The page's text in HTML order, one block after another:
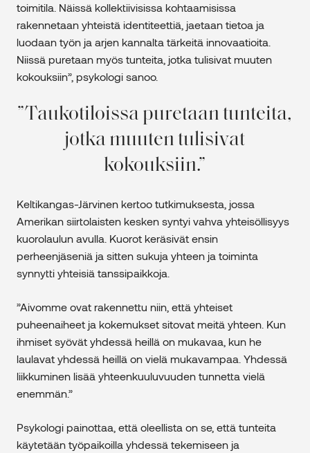
toimitila. Näissä kollektiivisissa kohtaamisissa
rakennetaan yhteistä identiteettiä, jaetaan tietoa ja
luodaan työn ja arjen kannalta tärkeitä innovaatioita.
Niissä puretaan myös tunteita, jotka tulisivat muuten
kokouksiin”, psykologi sanoo.
Taukotiloissa puretaan tunteita,
jotka muuten tulisivat
kokouksiin.
Keltikangas-Järvinen kertoo tutkimuksesta, jossa
Amerikan siirtolaisten kesken syntyi vahva yhteisöllisyys
kuorolaulun avulla. Kuorot keräsivät ensin
perheenjäseniä ja sitten sukuja yhteen ja toiminta
synnytti yhteisiä tanssipaikkoja.
”Aivomme ovat rakennettu niin, että yhteiset
puheenaiheet ja kokemukset sitovat meitä yhteen. Kun
ihmiset syövät yhdessä heillä on mukavaa, kun he
laulavat yhdessä heillä on vielä mukavampaa. Yhdessä
liikkuminen lisää yhteenkuuluvuuden tunnetta vielä
enemmän.”
Psykologi painottaa, että oleellista on se, että tunteita
käytetään työpaikoilla yhdessä tekemiseen ja